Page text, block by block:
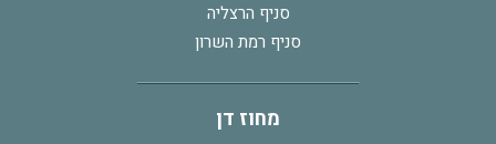
סניף הרצליה
סניף רמת השרון
מחוז דן